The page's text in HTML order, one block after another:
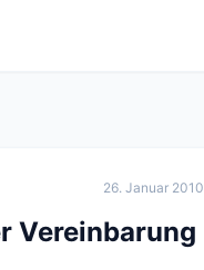
26. Januar 2010
Vereinbarung